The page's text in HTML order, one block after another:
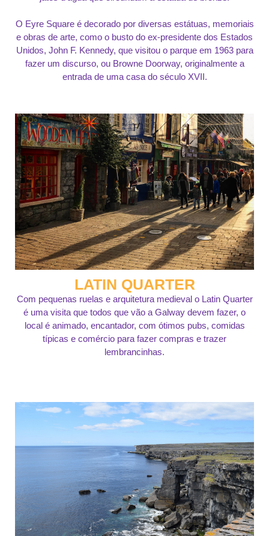
O Eyre Square é decorado por diversas estátuas, memoriais
e obras de arte, como o busto do ex-presidente dos Estados
Unidos, John F. Kennedy, que visitou o parque em 1963 para
fazer um discurso, ou Browne Doorway, originalmente a
entrada de uma casa do século XVII.
LATIN QUARTER
Com pequenas ruelas e arquitetura medieval o Latin Quarter
é uma visita que todos que vão a Galway devem fazer, o
local é animado, encantador, com ótimos pubs, comidas
típicas e comércio para fazer compras e trazer
lembrancinhas.